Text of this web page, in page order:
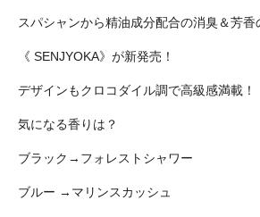
スパシャンから精油成分配合の消臭＆芳香
《 SENJYOKA》が新発売！
デザインもクロコダイル調で高級感満載！
気になる香りは？
ブラック→フォレストシャワー
ブルー →マリンスカッシュ